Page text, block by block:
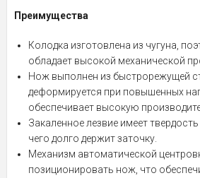
Преимущества
Колодка изготовлена из чугуна,
обладает высокой механической
Нож выполнен из быстрорежущей
деформируется при повышенных
обеспечивает высокую
Закаленное лезвие имеет твердость
чего долго держит заточку.
Механизм автоматической
позиционировать нож, что